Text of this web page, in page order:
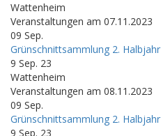
Wattenheim
Veranstaltungen am 07.11.2023
09 Sep.
Grünschnittsammlung 2. Halbjahr
9 Sep. 23
Wattenheim
Veranstaltungen am 08.11.2023
09 Sep.
Grünschnittsammlung 2. Halbjahr
9 Sep. 23